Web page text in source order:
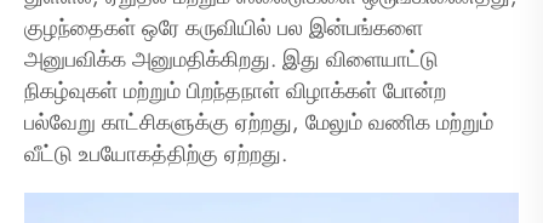
குழந்தைகள் ஒரே கருவியில் பல இன்பங்களை
அனுபவிக்க அனுமதிக்கிறது. இது விளையாட்டு
நிகழ்வுகள் மற்றும் பிறந்தநாள் விழாக்கள் போன்ற
பல்வேறு காட்சிகளுக்கு ஏற்றது, மேலும் வணிக மற்றும்
வீட்டு உபயோகத்திற்கு ஏற்றது.